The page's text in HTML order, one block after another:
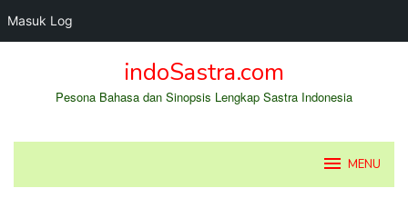
Masuk Log
indoSastra.com
Pesona Bahasa dan Sinopsis Lengkap Sastra Indonesia
MENU